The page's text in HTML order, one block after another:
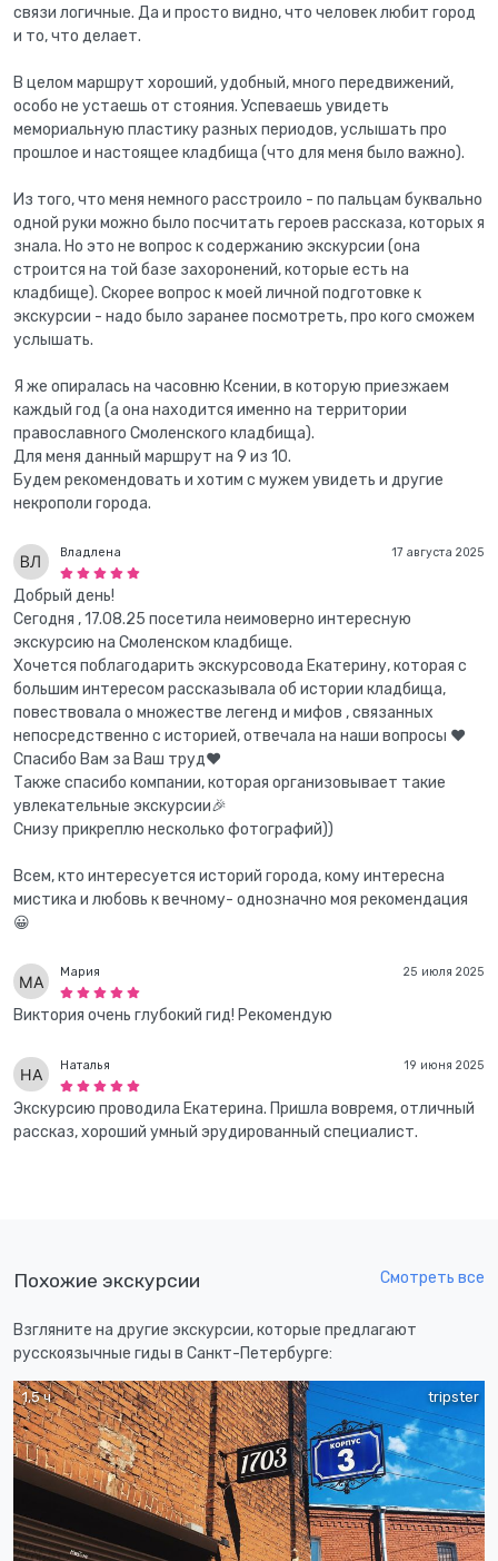
связи логичные. Да и просто видно, что человек любит город
и то, что делает.
В целом маршрут хороший, удобный, много передвижений,
особо не устаешь от стояния. Успеваешь увидеть
мемориальную пластику разных периодов, услышать про
прошлое и настоящее кладбища (что для меня было важно).
Из того, что меня немного расстроило - по пальцам буквально
одной руки можно было посчитать героев рассказа, которых я
знала. Но это не вопрос к содержанию экскурсии (она
строится на той базе захоронений, которые есть на
кладбище). Скорее вопрос к моей личной подготовке к
экскурсии - надо было заранее посмотреть, про кого сможем
услышать.
Я же опиралась на часовню Ксении, в которую приезжаем
каждый год (а она находится именно на территории
православного Смоленского кладбища).
Для меня данный маршрут на 9 из 10.
Будем рекомендовать и хотим с мужем увидеть и другие
некрополи города.
17 августа 2025
Владлена
Добрый день!
Сегодня , 17.08.25 посетила неимоверно интересную
экскурсию на Смоленском кладбище.
Хочется поблагодарить экскурсовода Екатерину, которая с
большим интересом рассказывала об истории кладбища,
повествовала о множестве легенд и мифов , связанных
непосредственно с историей, отвечала на наши вопросы ❤️
Спасибо Вам за Ваш труд❤️
Также спасибо компании, которая организовывает такие
увлекательные экскурсии🎉
Снизу прикреплю несколько фотографий))
Всем, кто интересуется историй города, кому интересна
мистика и любовь к вечному- однозначно моя рекомендация
😀
25 июля 2025
Мария
Виктория очень глубокий гид! Рекомендую
19 июня 2025
Наталья
Экскурсию проводила Екатерина. Пришла вовремя, отличный
рассказ, хороший умный эрудированный специалист.
Похожие экскурсии Смотреть все
Взгляните на другие экскурсии, которые предлагают
русскоязычные гиды в Санкт-Петербурге:
tripster
1,5 ч